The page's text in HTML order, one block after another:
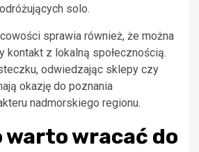
solo.
sprawia również, że można
kontakt z lokalną społecznością.
odwiedzając sklepy czy
okazję do poznania
nadmorskiego regionu.
warto wracać do